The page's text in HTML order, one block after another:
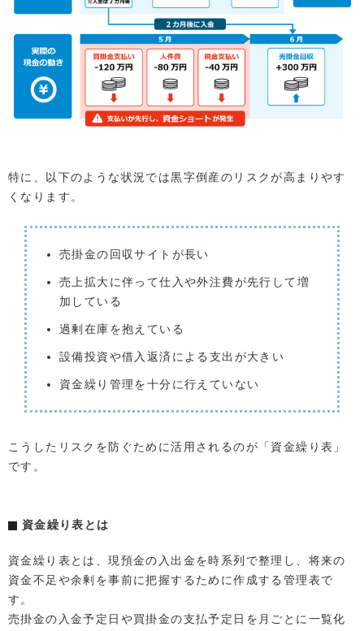
特に、以下のような状況では黒字倒産のリスクが高まりやす
くなります。
売掛金の回収サイトが長い
売上拡大に伴って仕入や外注費が先行して増
加している
過剰在庫を抱えている
設備投資や借入返済による支出が大きい
資金繰り管理を十分に行えていない
こうしたリスクを防ぐために活用されるのが「資金繰り表」
です。
資金繰り表とは
資金繰り表とは、現預金の入出金を時系列で整理し、将来の
資金不足や余剰を事前に把握するために作成する管理表で
す。
売掛金の入金予定日や買掛金の支払予定日を月ごとに一覧化